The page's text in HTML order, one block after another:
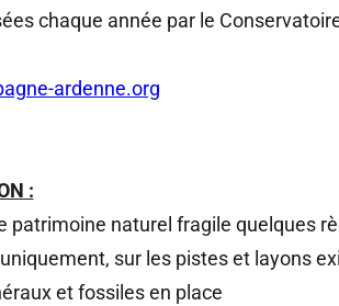
chaque année par le
ardenne.org
:
patrimoine naturel fragile quelques
sur les pistes et layons
et fossiles en place